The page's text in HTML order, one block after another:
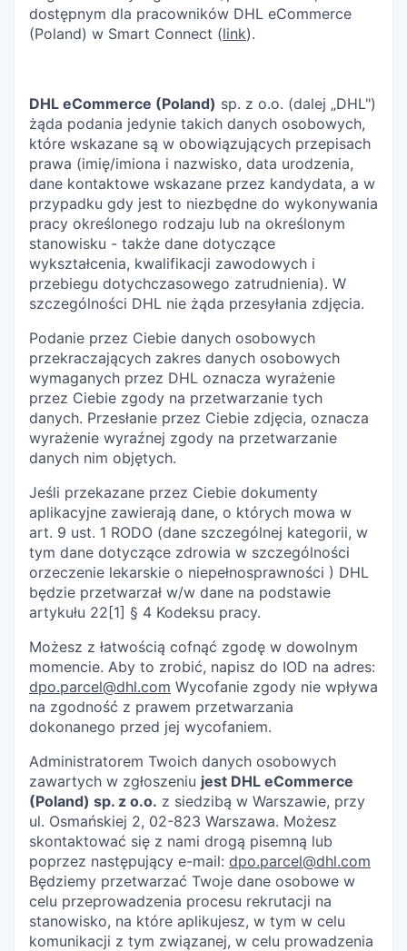
dostępnym dla pracowników DHL eCommerce
(Poland) w Smart Connect (link).
DHL eCommerce (Poland) sp. z o.o. (dalej „DHL")
żąda podania jedynie takich danych osobowych,
które wskazane są w obowiązujących przepisach
prawa (imię/imiona i nazwisko, data urodzenia,
dane kontaktowe wskazane przez kandydata, a w
przypadku gdy jest to niezbędne do wykonywania
pracy określonego rodzaju lub na określonym
stanowisku - także dane dotyczące
wykształcenia, kwalifikacji zawodowych i
przebiegu dotychczasowego zatrudnienia). W
szczególności DHL nie żąda przesyłania zdjęcia.
Podanie przez Ciebie danych osobowych
przekraczających zakres danych osobowych
wymaganych przez DHL oznacza wyrażenie
przez Ciebie zgody na przetwarzanie tych
danych. Przesłanie przez Ciebie zdjęcia, oznacza
wyrażenie wyraźnej zgody na przetwarzanie
danych nim objętych.
Jeśli przekazane przez Ciebie dokumenty
aplikacyjne zawierają dane, o których mowa w
art. 9 ust. 1 RODO (dane szczególnej kategorii, w
tym dane dotyczące zdrowia w szczególności
orzeczenie lekarskie o niepełnosprawności ) DHL
będzie przetwarzał w/w dane na podstawie
artykułu 22[1] § 4 Kodeksu pracy.
Możesz z łatwością cofnąć zgodę w dowolnym
momencie. Aby to zrobić, napisz do IOD na adres:
dpo.parcel@dhl.com Wycofanie zgody nie wpływa
na zgodność z prawem przetwarzania
dokonanego przed jej wycofaniem.
Administratorem Twoich danych osobowych
zawartych w zgłoszeniu jest DHL eCommerce
(Poland) sp. z o.o. z siedzibą w Warszawie, przy
ul. Osmańskiej 2, 02-823 Warszawa. Możesz
skontaktować się z nami drogą pisemną lub
poprzez następujący e-mail: dpo.parcel@dhl.com
Będziemy przetwarzać Twoje dane osobowe w
celu przeprowadzenia procesu rekrutacji na
stanowisko, na które aplikujesz, w tym w celu
komunikacji z tym związanej, w celu prowadzenia